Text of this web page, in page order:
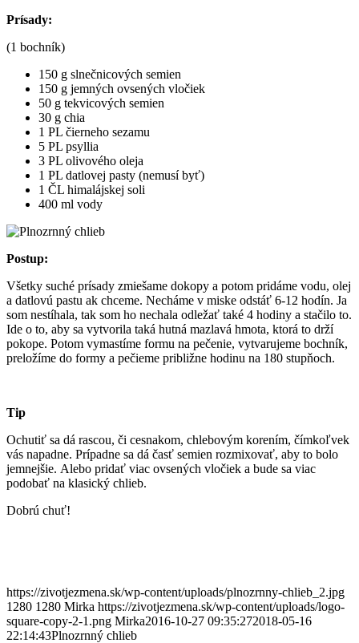
Prísady:
(1 bochník)
150 g slnečnicových semien
150 g jemných ovsených vločiek
50 g tekvicových semien
30 g chia
1 PL čierneho sezamu
5 PL psyllia
3 PL olivového oleja
1 PL datlovej pasty (nemusí byť)
1 ČL himalájskej soli
400 ml vody
Postup:
Všetky suché prísady zmiešame dokopy a potom pridáme vodu, olej
a datlovú pastu ak chceme. Necháme v miske odstáť 6-12 hodín. Ja
som nestíhala, tak som ho nechala odležať také 4 hodiny a stačilo to.
Ide o to, aby sa vytvorila taká hutná mazlavá hmota, ktorá to drží
pokope. Potom vymastíme formu na pečenie, vytvarujeme bochník,
preložíme do formy a pečieme približne hodinu na 180 stupňoch.
Tip
Ochutiť sa dá rascou, či cesnakom, chlebovým korením, čímkoľvek
vás napadne. Prípadne sa dá časť semien rozmixovať, aby to bolo
jemnejšie. Alebo pridať viac ovsených vločiek a bude sa viac
podobať na klasický chlieb.
Dobrú chuť!
https://zivotjezmena.sk/wp-content/uploads/plnozrnny-chlieb_2.jpg
1280 1280 Mirka https://zivotjezmena.sk/wp-content/uploads/logo-
square-copy-2-1.png Mirka2016-10-27 09:35:272018-05-16
22:14:43Plnozrnný chlieb